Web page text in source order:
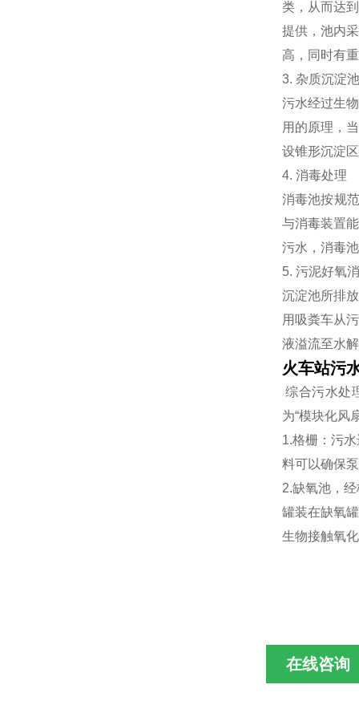
类，从而达
提供，池内
高，同时有
3. 杂质沉淀池
污水经过生
用的原理，
设锥形沉淀
4. 消毒处理
消毒池按规
与消毒装置
污水，消毒
5. 污泥好氧
沉淀池所排
用吸粪车从
液溢流至水
火车站污
综合污水处
为“模块化风
1.格栅：污
料可以确保
2.缺氧池，
罐装在缺氧
生物接触氧
在线咨询